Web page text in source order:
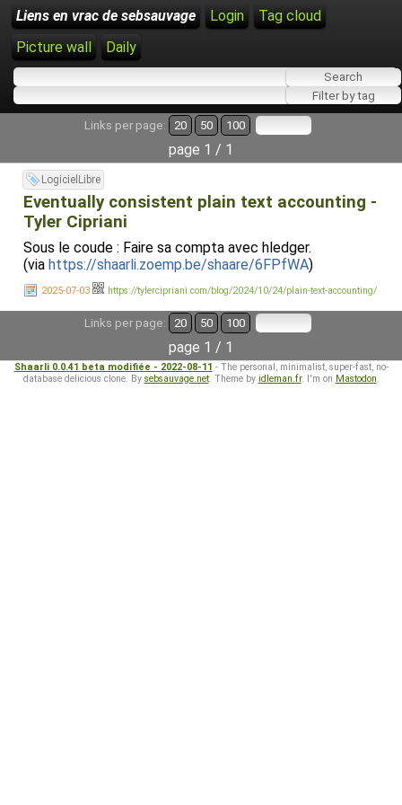
Liens en vrac de sebsauvage Login
Tag cloud
Picture wall
Daily
Links per page: 20 50 100
page 1 / 1
LogicielLibre
Eventually consistent plain text accounting -
Tyler Cipriani
Sous le coude : Faire sa compta avec hledger.
(via https://shaarli.zoemp.be/shaare/6FPfWA)
2025-07-03 https://tylercipriani.com/blog/2024/10/24/plain-text-accounting/
Links per page: 20 50 100
page 1 / 1
Shaarli 0.0.41 beta modifiée - 2022-08-11 - The personal, minimalist, super-fast, no-
database delicious clone. By sebsauvage.net. Theme by idleman.fr. I'm on Mastodon.